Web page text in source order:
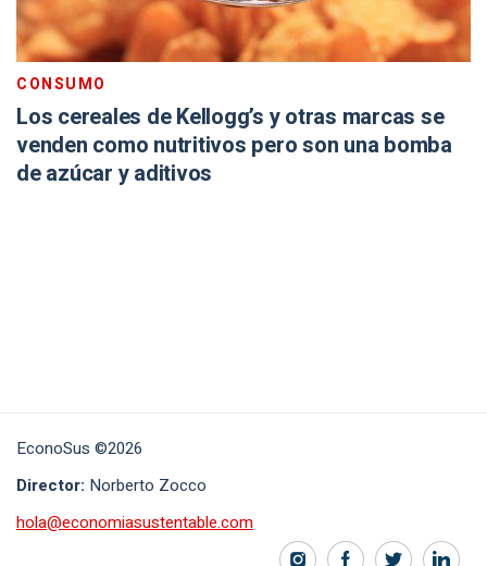
CONSUMO
Los cereales de Kellogg’s y otras marcas se
venden como nutritivos pero son una bomba
de azúcar y aditivos
EconoSus ©2026
Director: Norberto Zocco
hola@economiasustentable.com